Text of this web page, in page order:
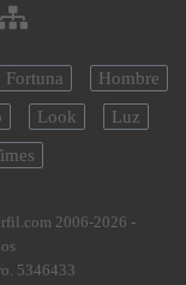
Fortuna
Hombre
Look
Luz
2006-2026 -
5346433